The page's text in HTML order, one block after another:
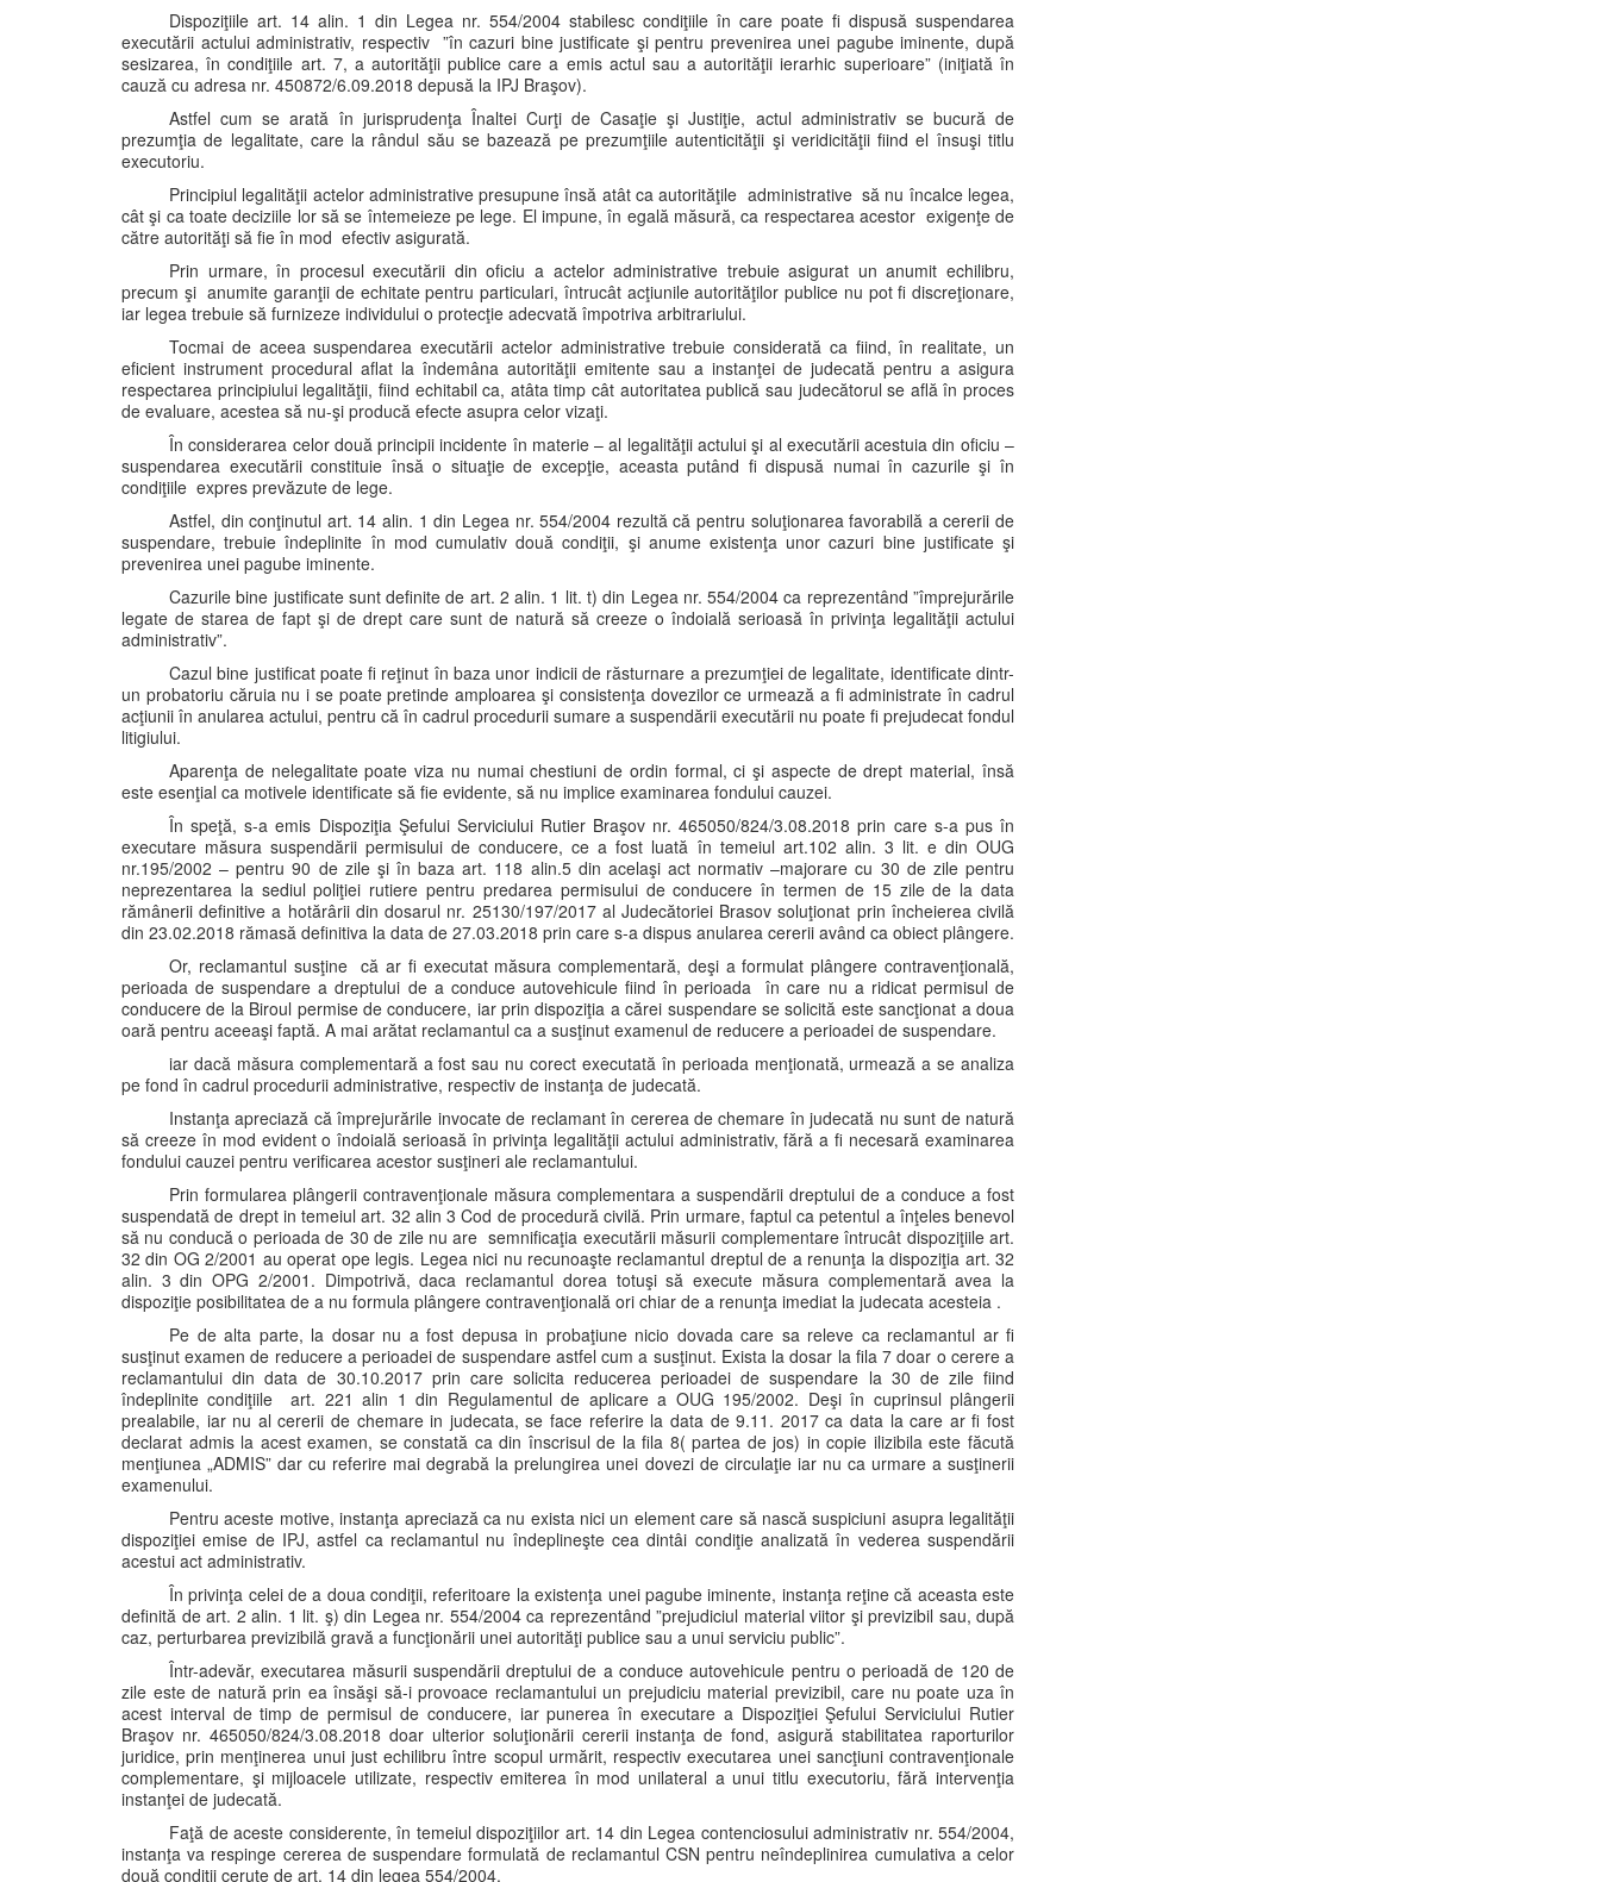
Dispoziţiile art. 14 alin. 1 din Legea nr. 554/2004 stabilesc condiţiile în care poate fi dispusă suspendarea
executării actului administrativ, respectiv ”în cazuri bine justificate şi pentru prevenirea unei pagube iminente, după
sesizarea, în condiţiile art. 7, a autorităţii publice care a emis actul sau a autorităţii ierarhic superioare” (iniţiată în
cauză cu adresa nr. 450872/6.09.2018 depusă la IPJ Braşov).
Astfel cum se arată în jurisprudenţa Înaltei Curţi de Casaţie şi Justiţie, actul administrativ se bucură de
prezumţia de legalitate, care la rândul său se bazează pe prezumţiile autenticităţii şi veridicităţii fiind el însuşi titlu
executoriu.
Principiul legalităţii actelor administrative presupune însă atât ca autorităţile administrative să nu încalce legea,
cât şi ca toate deciziile lor să se întemeieze pe lege. El impune, în egală măsură, ca respectarea acestor exigenţe de
către autorităţi să fie în mod efectiv asigurată.
Prin urmare, în procesul executării din oficiu a actelor administrative trebuie asigurat un anumit echilibru,
precum şi anumite garanţii de echitate pentru particulari, întrucât acţiunile autorităţilor publice nu pot fi discreţionare,
iar legea trebuie să furnizeze individului o protecţie adecvată împotriva arbitrariului.
Tocmai de aceea suspendarea executării actelor administrative trebuie considerată ca fiind, în realitate, un
eficient instrument procedural aflat la îndemâna autorităţii emitente sau a instanţei de judecată pentru a asigura
respectarea principiului legalităţii, fiind echitabil ca, atâta timp cât autoritatea publică sau judecătorul se află în proces
de evaluare, acestea să nu-şi producă efecte asupra celor vizaţi.
În considerarea celor două principii incidente în materie – al legalităţii actului şi al executării acestuia din oficiu –
suspendarea executării constituie însă o situaţie de excepţie, aceasta putând fi dispusă numai în cazurile şi în
condiţiile expres prevăzute de lege.
Astfel, din conţinutul art. 14 alin. 1 din Legea nr. 554/2004 rezultă că pentru soluţionarea favorabilă a cererii de
suspendare, trebuie îndeplinite în mod cumulativ două condiţii, şi anume existenţa unor cazuri bine justificate şi
prevenirea unei pagube iminente.
Cazurile bine justificate sunt definite de art. 2 alin. 1 lit. t) din Legea nr. 554/2004 ca reprezentând ”împrejurările
legate de starea de fapt şi de drept care sunt de natură să creeze o îndoială serioasă în privinţa legalităţii actului
administrativ”.
Cazul bine justificat poate fi reţinut în baza unor indicii de răsturnare a prezumţiei de legalitate, identificate dintr-
un probatoriu căruia nu i se poate pretinde amploarea şi consistenţa dovezilor ce urmează a fi administrate în cadrul
acţiunii în anularea actului, pentru că în cadrul procedurii sumare a suspendării executării nu poate fi prejudecat fondul
litigiului.
Aparenţa de nelegalitate poate viza nu numai chestiuni de ordin formal, ci şi aspecte de drept material, însă
este esenţial ca motivele identificate să fie evidente, să nu implice examinarea fondului cauzei.
În speţă, s-a emis Dispoziţia Şefului Serviciului Rutier Braşov nr. 465050/824/3.08.2018 prin care s-a pus în
executare măsura suspendării permisului de conducere, ce a fost luată în temeiul art.102 alin. 3 lit. e din OUG
nr.195/2002 – pentru 90 de zile şi în baza art. 118 alin.5 din acelaşi act normativ –majorare cu 30 de zile pentru
neprezentarea la sediul poliţiei rutiere pentru predarea permisului de conducere în termen de 15 zile de la data
rămânerii definitive a hotărârii din dosarul nr. 25130/197/2017 al Judecătoriei Brasov soluţionat prin încheierea civilă
din 23.02.2018 rămasă definitiva la data de 27.03.2018 prin care s-a dispus anularea cererii având ca obiect plângere.
Or, reclamantul susţine că ar fi executat măsura complementară, deşi a formulat plângere contravenţională,
perioada de suspendare a dreptului de a conduce autovehicule fiind în perioada în care nu a ridicat permisul de
conducere de la Biroul permise de conducere, iar prin dispoziţia a cărei suspendare se solicită este sancţionat a doua
oară pentru aceeaşi faptă. A mai arătat reclamantul ca a susţinut examenul de reducere a perioadei de suspendare.
iar dacă măsura complementară a fost sau nu corect executată în perioada menţionată, urmează a se analiza
pe fond în cadrul procedurii administrative, respectiv de instanţa de judecată.
Instanţa apreciază că împrejurările invocate de reclamant în cererea de chemare în judecată nu sunt de natură
să creeze în mod evident o îndoială serioasă în privinţa legalităţii actului administrativ, fără a fi necesară examinarea
fondului cauzei pentru verificarea acestor susţineri ale reclamantului.
Prin formularea plângerii contravenţionale măsura complementara a suspendării dreptului de a conduce a fost
suspendată de drept in temeiul art. 32 alin 3 Cod de procedură civilă. Prin urmare, faptul ca petentul a înţeles benevol
să nu conducă o perioada de 30 de zile nu are semnificaţia executării măsurii complementare întrucât dispoziţiile art.
32 din OG 2/2001 au operat ope legis. Legea nici nu recunoaşte reclamantul dreptul de a renunţa la dispoziţia art. 32
alin. 3 din OPG 2/2001. Dimpotrivă, daca reclamantul dorea totuşi să execute măsura complementară avea la
dispoziţie posibilitatea de a nu formula plângere contravenţională ori chiar de a renunţa imediat la judecata acesteia .
Pe de alta parte, la dosar nu a fost depusa in probaţiune nicio dovada care sa releve ca reclamantul ar fi
susţinut examen de reducere a perioadei de suspendare astfel cum a susţinut. Exista la dosar la fila 7 doar o cerere a
reclamantului din data de 30.10.2017 prin care solicita reducerea perioadei de suspendare la 30 de zile fiind
îndeplinite condiţiile art. 221 alin 1 din Regulamentul de aplicare a OUG 195/2002. Deşi în cuprinsul plângerii
prealabile, iar nu al cererii de chemare in judecata, se face referire la data de 9.11. 2017 ca data la care ar fi fost
declarat admis la acest examen, se constată ca din înscrisul de la fila 8( partea de jos) in copie ilizibila este făcută
menţiunea „ADMIS” dar cu referire mai degrabă la prelungirea unei dovezi de circulaţie iar nu ca urmare a susţinerii
examenului.
Pentru aceste motive, instanţa apreciază ca nu exista nici un element care să nască suspiciuni asupra legalităţii
dispoziţiei emise de IPJ, astfel ca reclamantul nu îndeplineşte cea dintâi condiţie analizată în vederea suspendării
acestui act administrativ.
În privinţa celei de a doua condiţii, referitoare la existenţa unei pagube iminente, instanţa reţine că aceasta este
definită de art. 2 alin. 1 lit. ş) din Legea nr. 554/2004 ca reprezentând ”prejudiciul material viitor şi previzibil sau, după
caz, perturbarea previzibilă gravă a funcţionării unei autorităţi publice sau a unui serviciu public”.
Într-adevăr, executarea măsurii suspendării dreptului de a conduce autovehicule pentru o perioadă de 120 de
zile este de natură prin ea însăşi să-i provoace reclamantului un prejudiciu material previzibil, care nu poate uza în
acest interval de timp de permisul de conducere, iar punerea în executare a Dispoziţiei Şefului Serviciului Rutier
Braşov nr. 465050/824/3.08.2018 doar ulterior soluţionării cererii instanţa de fond, asigură stabilitatea raporturilor
juridice, prin menţinerea unui just echilibru între scopul urmărit, respectiv executarea unei sancţiuni contravenţionale
complementare, şi mijloacele utilizate, respectiv emiterea în mod unilateral a unui titlu executoriu, fără intervenţia
instanţei de judecată.
Faţă de aceste considerente, în temeiul dispoziţiilor art. 14 din Legea contenciosului administrativ nr. 554/2004,
instanţa va respinge cererea de suspendare formulată de reclamantul CSN pentru neîndeplinirea cumulativa a celor
două condiţii cerute de art. 14 din legea 554/2004.